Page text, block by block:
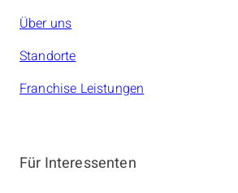
Über uns
Standorte
Franchise Leistungen
Für Interessenten